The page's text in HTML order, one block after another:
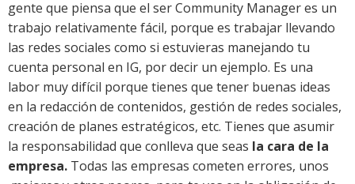
gente que piensa que el ser Community Manager es un
trabajo relativamente fácil, porque es trabajar llevando
las redes sociales como si estuvieras manejando tu
cuenta personal en IG, por decir un ejemplo. Es una
labor muy difícil porque tienes que tener buenas ideas
en la redacción de contenidos, gestión de redes sociales,
creación de planes estratégicos, etc. Tienes que asumir
la responsabilidad que conlleva que seas la cara de la
empresa. Todas las empresas cometen errores, unos